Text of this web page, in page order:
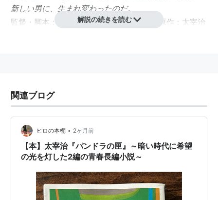
新しい男に、生まれ変わったのだ。
監督・脚本：冨永昌敬 音楽：菊地成孔 原作：太宰治
解説の続きを読む
関連ブログ
ヒロの本棚 • 2ヶ月前
【本】太宰治『パンドラの匣』～暗い時代に希望
の光を灯した2編の青春長編小説～